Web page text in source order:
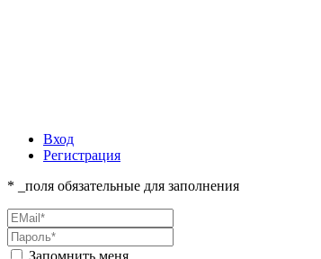
Вход
Регистрация
* _поля обязательные для заполнения
Запомнить меня